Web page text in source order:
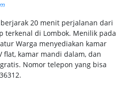
20 menit perjalanan dari
terkenal di Lombok. Menilik pada
Warga menyediakan kamar
flat, kamar mandi dalam, dan
Nomor telepon yang bisa